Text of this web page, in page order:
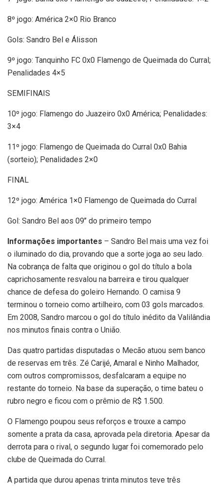
8º jogo: América 2×0 Rio Branco
Gols: Sandro Bel e Álisson
9º jogo: Tanquinho FC 0x0 Flamengo de Queimada do Curral;
Penalidades 4×5
SEMIFINAIS
10º jogo: Flamengo do Juazeiro 0x0 América; Penalidades:
3×4
11º jogo: Flamengo de Queimada do Curral 0x0 Bahia
(sorteio); Penalidades 2×0
FINAL
12º jogo: América 1×0 Flamengo de Queimada do Curral
Gol: Sandro Bel aos 09’’ do primeiro tempo
Informações importantes – Sandro Bel mais uma vez foi
o iluminado do dia, provando que a sorte joga ao seu lado.
Na cobrança de falta que originou o gol do título a bola
caprichosamente resvalou na barreira e tirou qualquer
chance de defesa do goleiro Hernando. O camisa 9
terminou o torneio como artilheiro, com 03 gols marcados.
Em 2008, Sandro marcou o gol do título inédito da Valilândia
nos minutos finais contra o União.
Das quatro partidas disputadas o Mecão atuou sem banco
de reservas em três. Zé Carijé, Amaral e Ninho Malhador,
com outros compromissos, desfalcaram a equipe no
restante do torneio. Na base da superação, o time bateu o
rubro negro e ficou com o prêmio de R$ 1.500.
O Flamengo poupou seus reforços e trouxe a campo
somente a prata da casa, aprovada pela diretoria. Apesar da
derrota para o rival, o segundo lugar foi comemorado pelo
clube de Queimada do Curral.
A partida que durou apenas trinta minutos teve três